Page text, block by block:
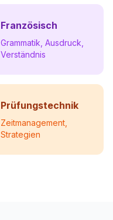
Französisch
Grammatik, Ausdruck,
Verständnis
Prüfungstechnik
Zeitmanagement,
Strategien